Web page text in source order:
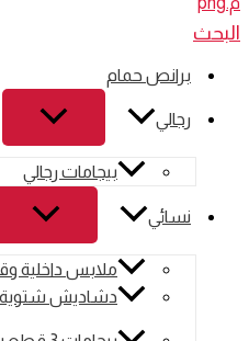
البحث
برانص حمام
رجالي
بيجامات رجالي
نسائي
ملابس داخلية
دشاديش شتوية